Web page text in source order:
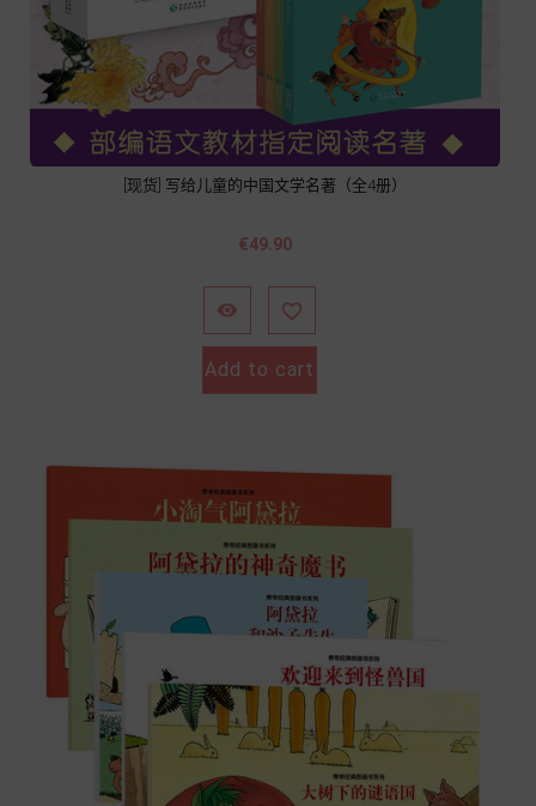
[现货] 写给儿童的中国文学名著（全4册）
Price
€49.90
 
Add to cart